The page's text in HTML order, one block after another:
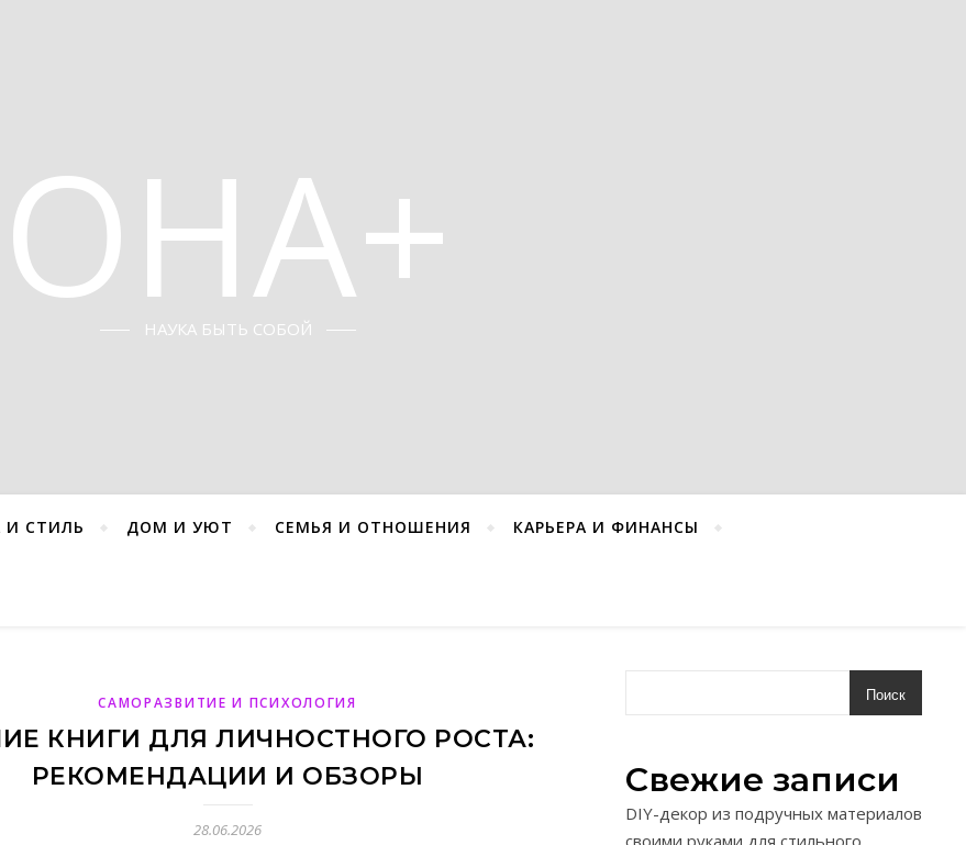
ОНА+
НАУКА БЫТЬ СОБОЙ
СТИЛЬ ДОМ И УЮТ СЕМЬЯ И ОТНОШЕНИЯ КАРЬЕРА И ФИНАНСЫ
САМОРАЗВИТИЕ И ПСИХОЛОГИЯ
КНИГИ ДЛЯ ЛИЧНОСТНОГО РОСТА:
РЕКОМЕНДАЦИИ И ОБЗОРЫ
28.06.2026
Поиск
Свежие записи
DIY-декор из подручных материалов
своими руками для стильного